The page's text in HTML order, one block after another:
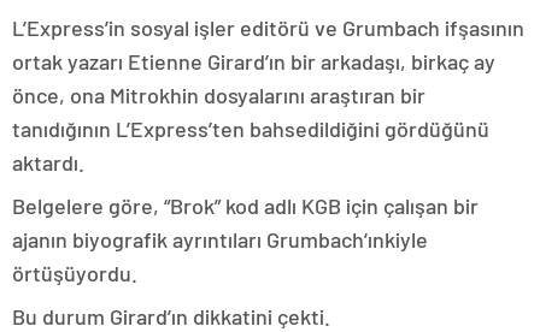
L’Express’in sosyal işler editörü ve Grumbach ifşasının
ortak yazarı Etienne Girard’ın bir arkadaşı, birkaç ay
önce, ona Mitrokhin dosyalarını araştıran bir
tanıdığının L’Express’ten bahsedildiğini gördüğünü
aktardı.
Belgelere göre, “Brok” kod adlı KGB için çalışan bir
ajanın biyografik ayrıntıları Grumbach’ınkiyle
örtüşüyordu.
Bu durum Girard’ın dikkatini çekti.